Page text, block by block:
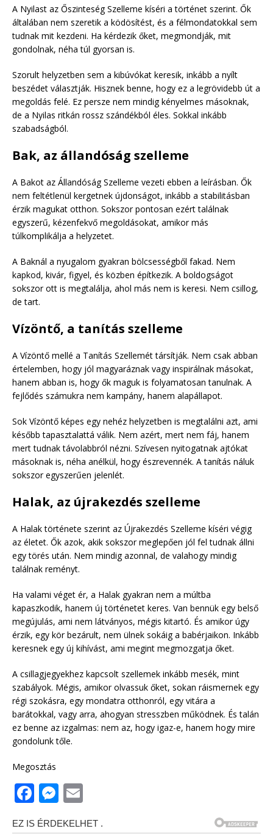
A Nyilast az Őszinteség Szelleme kíséri a történet szerint. Ők
általában nem szeretik a ködösítést, és a félmondatokkal sem
tudnak mit kezdeni. Ha kérdezik őket, megmondják, mit
gondolnak, néha túl gyorsan is.
Szorult helyzetben sem a kibúvókat keresik, inkább a nyílt
beszédet választják. Hisznek benne, hogy ez a legrövidebb út a
megoldás felé. Ez persze nem mindig kényelmes másoknak,
de a Nyilas ritkán rossz szándékból éles. Sokkal inkább
szabadságból.
Bak, az állandóság szelleme
A Bakot az Állandóság Szelleme vezeti ebben a leírásban. Ők
nem feltétlenül kergetnek újdonságot, inkább a stabilitásban
érzik magukat otthon. Sokszor pontosan ezért találnak
egyszerű, kézenfekvő megoldásokat, amikor más
túlkomplikálja a helyzetet.
A Baknál a nyugalom gyakran bölcsességből fakad. Nem
kapkod, kivár, figyel, és közben építkezik. A boldogságot
sokszor ott is megtalálja, ahol más nem is keresi. Nem csillog,
de tart.
Vízöntő, a tanítás szelleme
A Vízöntő mellé a Tanítás Szellemét társítják. Nem csak abban
értelemben, hogy jól magyaráznak vagy inspirálnak másokat,
hanem abban is, hogy ők maguk is folyamatosan tanulnak. A
fejlődés számukra nem kampány, hanem alapállapot.
Sok Vízöntő képes egy nehéz helyzetben is megtalálni azt, ami
később tapasztalattá válik. Nem azért, mert nem fáj, hanem
mert tudnak távolabbról nézni. Szívesen nyitogatnak ajtókat
másoknak is, néha anélkül, hogy észrevennék. A tanítás náluk
sokszor egyszerűen jelenlét.
Halak, az újrakezdés szelleme
A Halak története szerint az Újrakezdés Szelleme kíséri végig
az életet. Ők azok, akik sokszor meglepően jól fel tudnak állni
egy törés után. Nem mindig azonnal, de valahogy mindig
találnak reményt.
Ha valami véget ér, a Halak gyakran nem a múltba
kapaszkodik, hanem új történetet keres. Van bennük egy belső
megújulás, ami nem látványos, mégis kitartó. És amikor úgy
érzik, egy kör bezárult, nem ülnek sokáig a babérjaikon. Inkább
keresnek egy új kihívást, ami megint megmozgatja őket.
A csillagjegyekhez kapcsolt szellemek inkább mesék, mint
szabályok. Mégis, amikor olvassuk őket, sokan ráismernek egy
régi szokásra, egy mondatra otthonról, egy vitára a
barátokkal, vagy arra, ahogyan stresszben működnek. És talán
ez benne az izgalmas: nem az, hogy igaz-e, hanem hogy mire
gondolunk tőle.
Megosztás
F
a
M